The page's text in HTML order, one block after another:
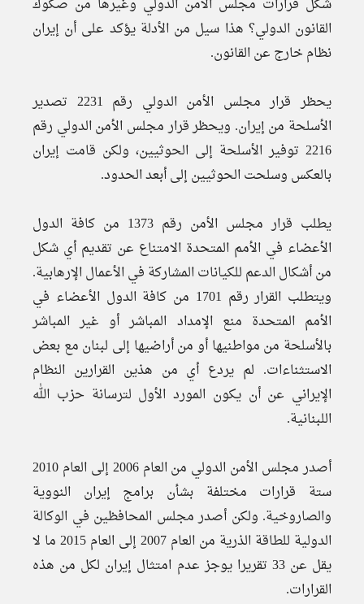
شكل قرارات مجلس الأمن الدولي وغيرها من صكوك
القانون الدولي؟ هذا سيل من الأدلة يؤكد على أن إيران
نظام خارج عن القانون.
يحظر قرار مجلس الأمن الدولي رقم 2231 تصدير
الأسلحة من إيران. ويحظر قرار مجلس الأمن الدولي رقم
2216 توفير الأسلحة إلى الحوثيين، ولكن قامت إيران
بالعكس وسلحت الحوثيين إلى أبعد الحدود.
يطلب قرار مجلس الأمن رقم 1373 من كافة الدول
الأعضاء في الأمم المتحدة الامتناع عن تقديم أي شكل
من أشكال الدعم للكيانات المشاركة في الأعمال الإرهابية.
ويتطلب القرار رقم 1701 من كافة الدول الأعضاء في
الأمم المتحدة منع الإمداد المباشر أو غير المباشر
بالأسلحة من مواطنيها أو من أراضيها إلى لبنان مع بعض
الاستثناءات. لم يردع أي من هذين القرارين النظام
الإيراني عن أن يكون المورد الأول لترسانة حزب الله
اللبنانية.
أصدر مجلس الأمن الدولي من العام 2006 إلى العام 2010
ستة قرارات مختلفة بشأن برامج إيران النووية
والصاروخية. ولكن أصدر مجلس المحافظين في الوكالة
الدولية للطاقة الذرية من العام 2007 إلى العام 2015 ما لا
يقل عن 33 تقريرا يوجز عدم امتثال إيران لكل من هذه
القرارات.